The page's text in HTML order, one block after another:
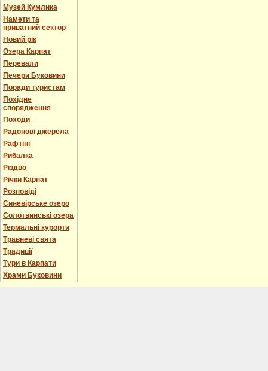
Музей Кумлика
Намети та
приватний сектор
Новий рік
Озера Карпат
Перевали
Печери Буковини
Поради туристам
Похідне
спорядження
Походи
Радонові джерела
Рафтінг
Рибалка
Різдво
Річки Карпат
Розповіді
Синевірське озеро
Солотвинські озера
Термальні курорти
Травневі свята
Традиції
Тури в Карпати
Храми Буковини